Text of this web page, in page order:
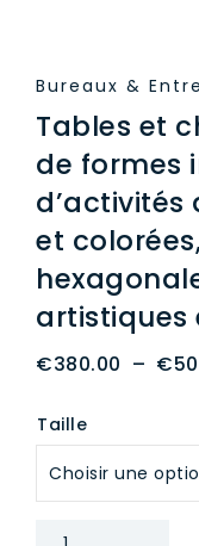
Bureaux &
Tables et
de formes
et
artistiques
€380.00 – €
Taille
quantité